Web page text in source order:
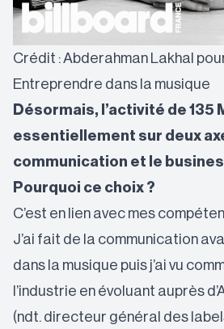
Crédit : Abderahman Lakhal
Entreprendre dans la musique
Désormais, l’activité de 135
essentiellement sur deux
communication et le
Pourquoi ce choix ?
C’est en lien avec mes
J’ai fait de la communication
dans la musique puis j’ai vu
l’industrie en évoluant auprès
(ndt. directeur général des